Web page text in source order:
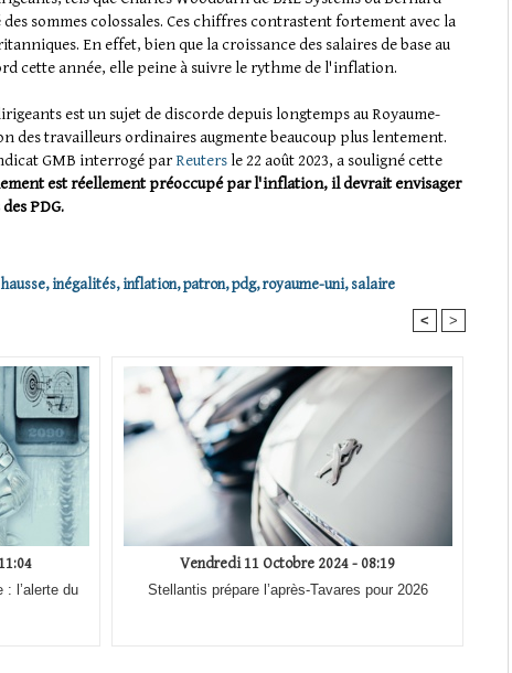
sommes colossales. Ces chiffres contrastent fortement avec la
En effet, bien que la croissance des salaires de base au
cette année, elle peine à suivre le rythme de l'inflation.
est un sujet de discorde depuis longtemps au Royaume-
des travailleurs ordinaires augmente beaucoup plus lentement.
GMB interrogé parReuters le 22 août 2023, a souligné cette
est réellement préoccupé par l'inflation, il devrait envisager
PDG.
hausse,inégalités,inflation,patron,pdg,royaume-uni,salaire
< >
: l’alerte du
Vendredi 11 Octobre 2024 - 08:19
Stellantis prépare l’après-Tavares pour 2026